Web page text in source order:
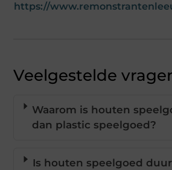
https://
Veelgestelde
Waarom is houten
dan plastic speelgoed?
Is houten speelgoed